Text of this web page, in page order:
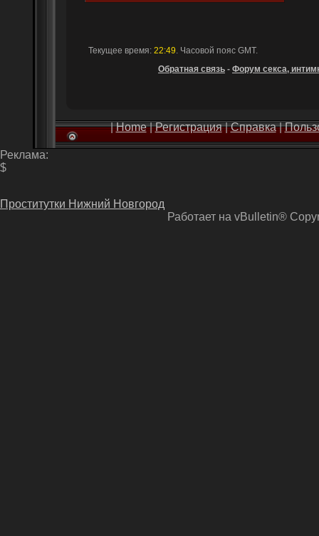
Текущее время: 22:49. Часовой пояс GMT.
Обратная связь - Форум секса,
|Home|Регистрация|Справка|
Реклама:
$
Проститутки Нижний Новгород
Работает на vBulletin®